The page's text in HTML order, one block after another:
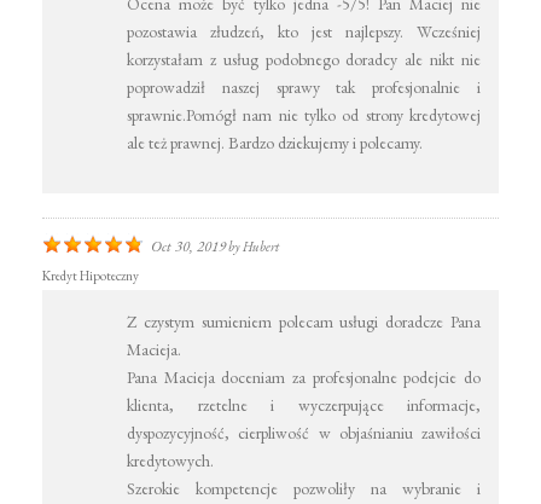
pozostawia złudzeń, kto jest najlepszy. Wcześniej
korzystałam z usług podobnego doradcy ale nikt nie
poprowadził naszej sprawy tak profesjonalnie i
sprawnie.Pomógł nam nie tylko od strony kredytowej
ale też prawnej. Bardzo dziekujemy i polecamy.
Oct 30, 2019byHubert
Kredyt Hipoteczny
Z czystym sumieniem polecam usługi doradcze Pana
Macieja.
Pana Macieja doceniam za profesjonalne podejcie do
klienta, rzetelne i wyczerpujące informacje,
dyspozycyjność, cierpliwość w objaśnianiu zawiłości
kredytowych.
Szerokie kompetencje pozwoliły na wybranie i